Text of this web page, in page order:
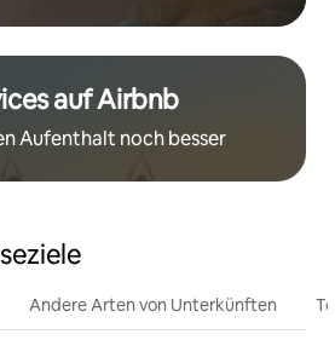
auf Airbnb
Aufenthalt noch besser
Andere Arten von Unterkünften